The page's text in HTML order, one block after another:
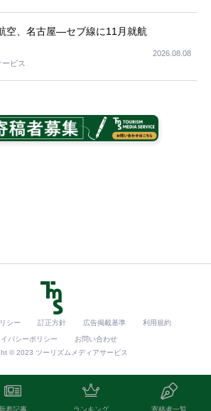
着記事 ランキング 寄稿者一覧
空、名古屋―セブ線に11月就航
ビス
2026.08.08
シー 訂正方針 広告掲載基準 利用規約
バシーポリシー
お問い合わせ
© 2023 ツーリズムメディアサービス